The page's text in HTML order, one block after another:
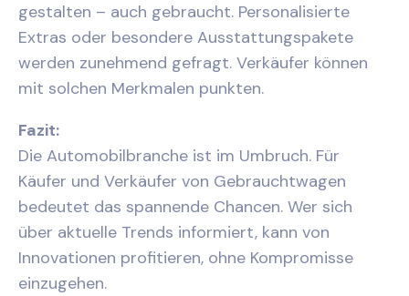
gestalten – auch gebraucht. Personalisierte
Extras oder besondere Ausstattungspakete
werden zunehmend gefragt. Verkäufer können
mit solchen Merkmalen punkten.
Fazit:
Die Automobilbranche ist im Umbruch. Für
Käufer und Verkäufer von Gebrauchtwagen
bedeutet das spannende Chancen. Wer sich
über aktuelle Trends informiert, kann von
Innovationen profitieren, ohne Kompromisse
einzugehen.